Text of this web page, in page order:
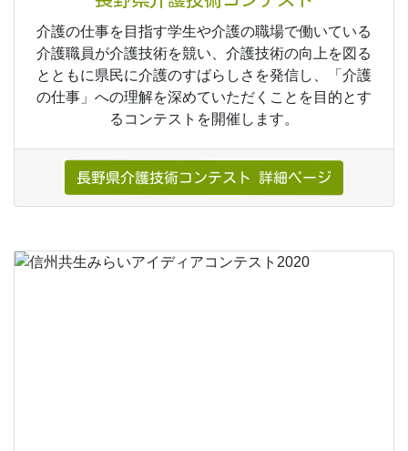
介護の仕事を目指す学生や介護の職場で働いている
介護職員が介護技術を競い、介護技術の向上を図る
とともに県民に介護のすばらしさを発信し、「介護
の仕事」への理解を深めていただくことを目的とす
るコンテストを開催します。
長野県介護技術コンテスト 詳細ページ